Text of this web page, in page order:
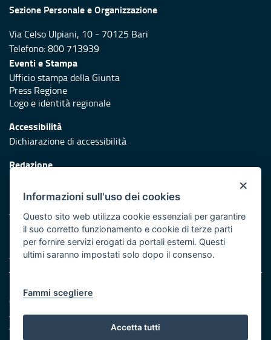
Sezione Personale e Organizzazione
Via Celso Ulpiani, 10 - 70125 Bari
Telefono: 800 713939
Eventi e Stampa
Ufficio stampa della Giunta
Press Regione
Logo e identità regionale
Accessibilità
Dichiarazione di accessibilità
Redazione
Protezione civile
Vai al sito di Protezione Civile Puglia
Iniziativa finanziata con risorse del POR Puglia 2014/2020 -
Asse XI
Note legali
Cookie e privacy
Amministrazione trasparente
Atti di notifica
×
Informazioni sull'uso dei cookies
Questo sito web utilizza cookie essenziali per garantire
il suo corretto funzionamento e cookie di terze parti
per fornire servizi erogati da portali esterni. Questi
ultimi saranno impostati solo dopo il consenso.
Fammi scegliere
Accetta tutti